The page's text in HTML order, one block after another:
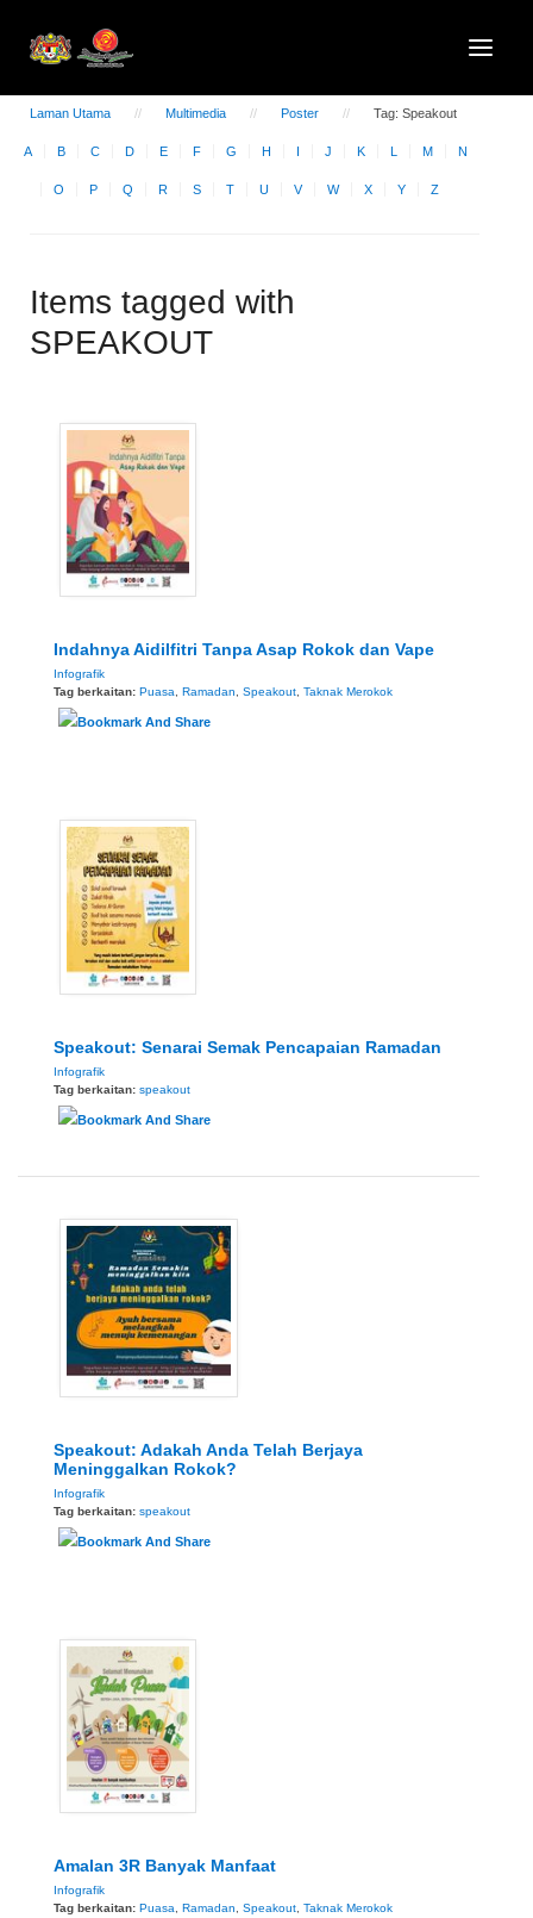
Laman Utama Multimedia Poster Tag: Speakout
A B C D E F G H I J K L M N
O P Q R S T U V W X Y Z
Items tagged with
SPEAKOUT
Indahnya Aidilfitri Tanpa Asap Rokok dan Vape
Infografik
Tag berkaitan: Puasa, Ramadan, Speakout, Taknak Merokok
Speakout: Senarai Semak Pencapaian Ramadan
Infografik
Tag berkaitan: speakout
Speakout: Adakah Anda Telah Berjaya
Meninggalkan Rokok?
Infografik
Tag berkaitan: speakout
Amalan 3R Banyak Manfaat
Infografik
Tag berkaitan: Puasa, Ramadan, Speakout, Taknak Merokok